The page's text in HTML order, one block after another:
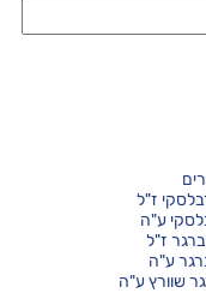
ז"ל
ע"ה
ז"ל
ע"ה
שוורץ ע"ה